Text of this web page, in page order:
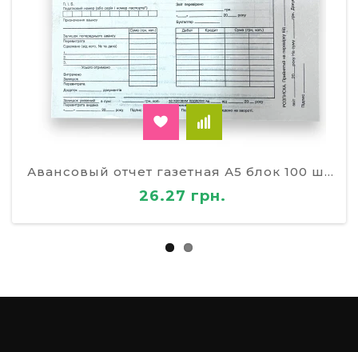
Авансовый отчет газетная А5 блок 100 штук
26.27 грн.